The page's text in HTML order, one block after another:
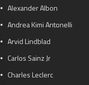
Alexander Albon
Andrea Kimi Antonelli
Arvid Lindblad
Carlos Sainz Jr
Charles Leclerc